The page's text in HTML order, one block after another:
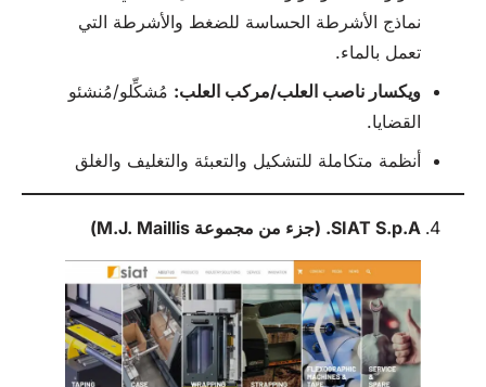
نماذج الأشرطة الحساسة للضغط والأشرطة التي
تعمل بالماء.
ويكسار ناصب العلب/مركب العلب: مُشكِّلو/مُنشئو
القضايا.
أنظمة متكاملة للتشكيل والتعبئة والتغليف والغلق
SIAT S.p.A. (جزء من مجموعة M.J. Maillis)